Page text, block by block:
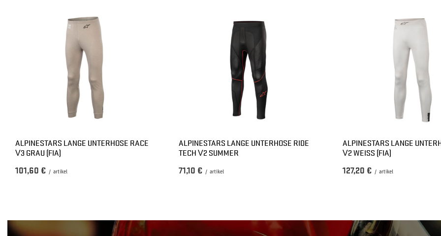
ALPINESTARS LANGE UNTERHOSE RACE
V3 GRAU (FIA)
101,60 € / artikel
ALPINESTARS LANGE UNTERHOSE RIDE
TECH V2 SUMMER
71,10 € / artikel
ALPINESTARS LANGE
V2 WEISS (FIA)
127,20 € / artikel